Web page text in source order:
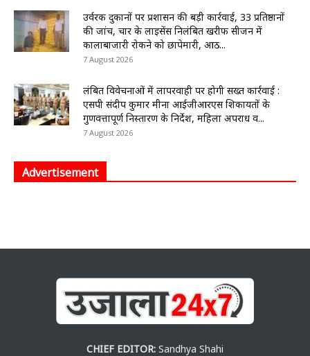
उर्वरक दुकानों पर प्रशासन की बड़ी कार्रवाई, 33 प्रतिष्ठानों
की जांच, चार के लाइसेंस निलंबित खरीफ सीजन में
कालाबाजारी रोकने को छापेमारी, आठ...
7 August 2026
लंबित विवेचनाओं में लापरवाही पर होगी सख्त कार्रवाई :
एसपी संदीप कुमार मीना आईजीआरएस शिकायतों के
गुणवत्तापूर्ण निस्तारण के निर्देश, महिला अपराध व...
7 August 2026
Advertisement
CHIEF EDITOR: Sandhya Shahi